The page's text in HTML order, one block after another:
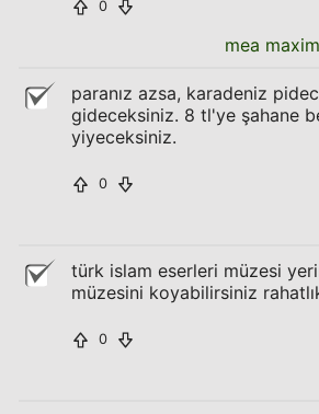
0
mea
paranız azsa, karadeniz
gideceksiniz. 8 tl'ye şahane
yiyeceksiniz.
0
türk islam eserleri müzesi
müzesini koyabilirsiniz
0